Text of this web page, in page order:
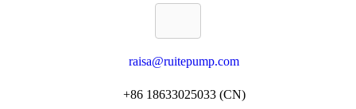
raisa@ruitepump.com
+86 18633025033 (CN)